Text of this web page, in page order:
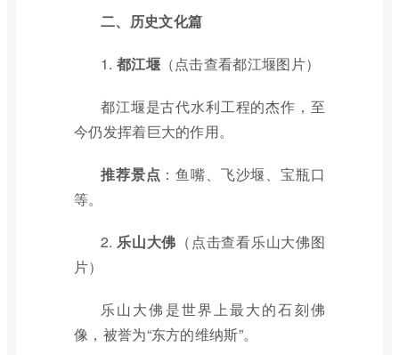
二、历史文化篇
1. 都江堰（点击查看都江堰图片）
都江堰是古代水利工程的杰作，至
今仍发挥着巨大的作用。
推荐景点 ：鱼嘴、飞沙堰、宝瓶口
等。
2.乐山大佛 （点击查看乐山大佛图
片）
乐山大佛是世界上最大的石刻佛
像，被誉为“东方的维纳斯”。